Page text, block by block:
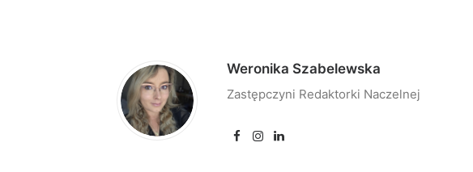
Weronika Szabelewska
Zastępczyni Redaktorki Naczelnej